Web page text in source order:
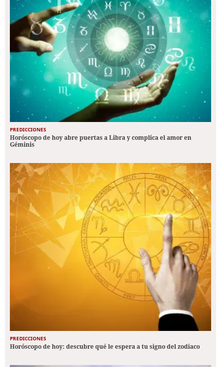
PREDICCIONES
Horóscopo de hoy abre puertas a Libra y complica el amor en
Géminis
PREDICCIONES
Horóscopo de hoy: descubre qué le espera a tu signo del zodiaco